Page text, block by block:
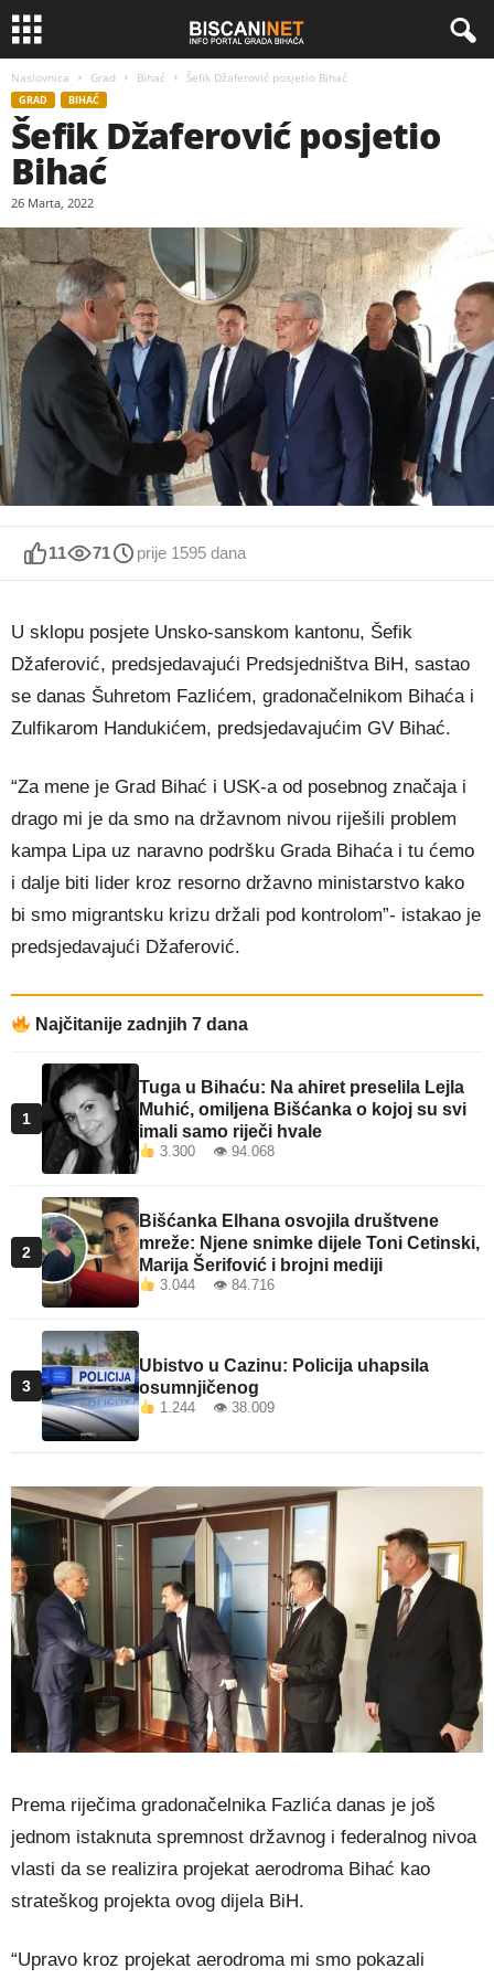
Naslovnica Grad Bihać Šefik Džaferović posjetio Bihać
GRAD BIHAĆ
Šefik Džaferović posjetio
Bihać
26 Marta, 2022
11 71 prije 1595 dana
U sklopu posjete Unsko-sanskom kantonu, Šefik
Džaferović, predsjedavajući Predsjedništva BiH, sastao
se danas Šuhretom Fazlićem, gradonačelnikom Bihaća i
Zulfikarom Handukićem, predsjedavajućim GV Bihać.
“Za mene je Grad Bihać i USK-a od posebnog značaja i
drago mi je da smo na državnom nivou riješili problem
kampa Lipa uz naravno podršku Grada Bihaća i tu ćemo
i dalje biti lider kroz resorno državno ministarstvo kako
bi smo migrantsku krizu držali pod kontrolom”- istakao je
predsjedavajući Džaferović.
Najčitanije zadnjih 7 dana
1
Tuga u Bihaću: Na ahiret preselila Lejla
Muhić, omiljena Bišćanka o kojoj su svi
imali samo riječi hvale
3.300 👁 94.068
2
Bišćanka Elhana osvojila društvene
mreže: Njene snimke dijele Toni Cetinski,
Marija Šerifović i brojni mediji
3.044 👁 84.716
3
Ubistvo u Cazinu: Policija uhapsila
osumnjičenog
1.244 👁 38.009
Prema riječima gradonačelnika Fazlića danas je još
jednom istaknuta spremnost državnog i federalnog nivoa
vlasti da se realizira projekat aerodroma Bihać kao
strateškog projekta ovog dijela BiH.
“Upravo kroz projekat aerodroma mi smo pokazali